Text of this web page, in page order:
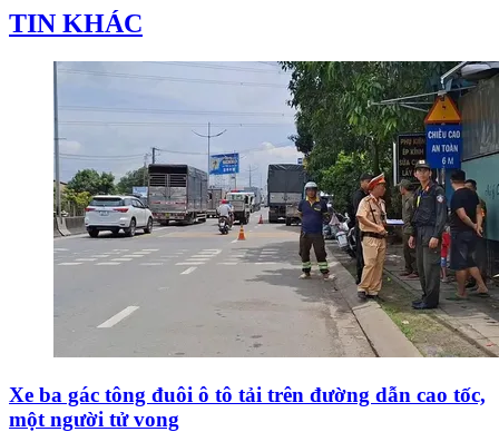
TIN KHÁC
Xe ba gác tông đuôi ô tô tải trên đường dẫn cao tốc,
một người tử vong